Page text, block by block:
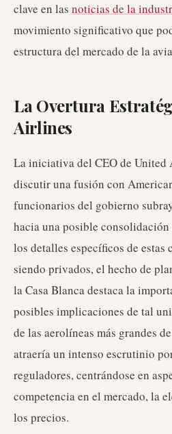
clave en las noticias de la
movimiento significativo que
estructura del mercado de la
La Overtura
Airlines
La iniciativa del CEO de
discutir una fusión con
funcionarios del gobierno
hacia una posible
los detalles específicos de estas
siendo privados, el hecho de
la Casa Blanca destaca la
posibles implicaciones de tal
de las aerolíneas más grandes
atraería un intenso escrutinio
reguladores, centrándose en
competencia en el mercado, la
los precios.